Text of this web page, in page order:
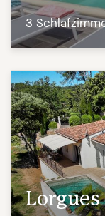
3
Lorgues